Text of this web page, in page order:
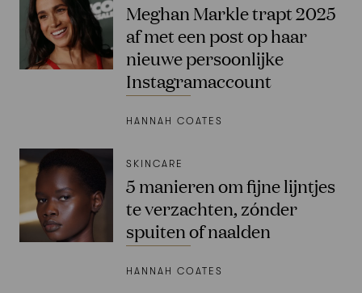
Meghan Markle trapt 2025
af met een post op haar
nieuwe persoonlijke
Instagramaccount
HANNAH COATES
SKINCARE
5 manieren om fijne lijntjes
te verzachten, zónder
spuiten of naalden
HANNAH COATES